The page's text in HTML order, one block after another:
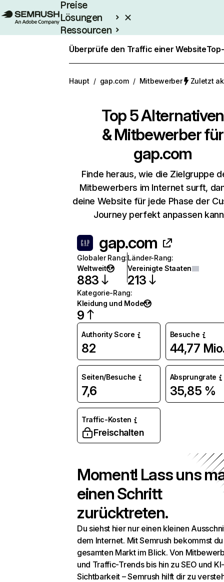
Preise
Lösungen
Ressourcen
Enterprise
Überprüfe den Traffic einer Website
Haupt / gap.com / Mitbewerber Zuletzt
Top 5 Alternativen
& Mitbewerber für
gap.com
Finde heraus, wie die Zielgruppe
Mitbewerbers im Internet surft,
deine Website für jede Phase der
Journey perfekt anpassen
gap.com
Globaler Rang:
Weltweit
883
Länder-Rang:
Vereinigte Staaten
213
Kategorie-Rang:
Kleidung und Mode
9
Authority Score
82
Besuche
44,77
Seiten/Besuche
7,6
Absprungrate
35,85 %
Traffic-Kosten
Freischalten
Moment! Lass uns
einen Schritt
zurücktreten.
Du siehst hier nur einen kleinen
dem Internet. Mit Semrush bekommst
gesamten Markt im Blick. Von
und Traffic-Trends bis hin zu SEO und KI-
Sichtbarkeit – Semrush hilft dir zu